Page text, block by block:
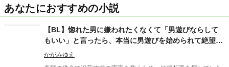
あなたにおすすめの小説
【BL】惚れた男に嫌われたくなくて「男遊びならして
もいい」と言ったら、本当に男遊びを始められて絶望し
ている侯爵令息の話
かがみゆえ